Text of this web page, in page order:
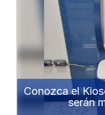
Conozca el
serán